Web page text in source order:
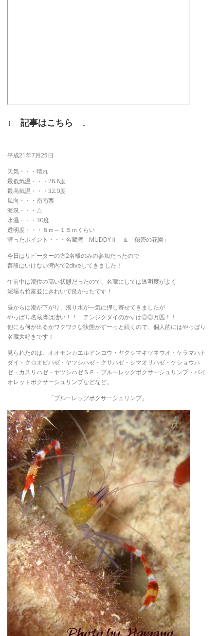
↓ 記事はこちら ↓
.
平成21年7月25日
天気・・・晴れ
最低気温・・・28.8度
最高気温・・・32.0度
風向・・・南南西
海況・・・△
水温・・・30度
透明度・・・８ｍ～１５ｍくらい
潜ったポイント・・・名蔵湾「MUDDYⅡ」＆「秘密の花園」
今日はリピーターの方2名様のみの参加だったので
普段はいけない湾内で2diveしてきました！
午前中は潮位の高い状態だったので、名蔵にしては透明度がよく
泥場も竹富並にきれいで良かったです！
昼からは潮が下がり、濁り水が一気に押し寄せてきましたが
やっぱり名蔵湾は凄い！！ テンジクダイのかずは◎◎万匹！！
他にも何が出るかワクワクな状態がずーっと続くので、個人的にはやっぱり
名蔵大好きです！
見られたのは、オオモンカエルアンコウ・ヤクシマキツネウオ・ケラマハナ
ダイ・クロオビハゼ・ヤツシハゼ・クサハゼ・シマオリハゼ・ケショウハ
ゼ・カスリハゼ・ヤツシハゼＳＰ・ブルーレッグボクサーシュリンプ・バイ
オレットボクサーシュリンプなどなど。
「ブルーレッグボクサーシュリンプ」